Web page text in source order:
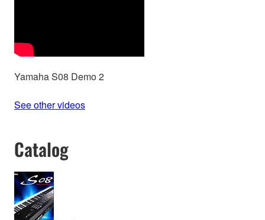
Yamaha S08 Demo 2
See other videos
Catalog